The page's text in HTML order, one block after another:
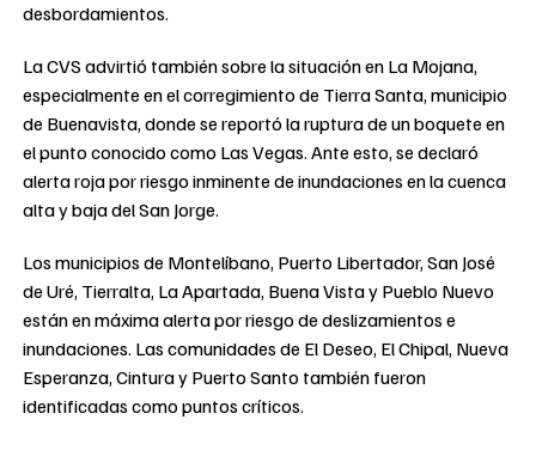
desbordamientos.
La CVS advirtió también sobre la situación en La Mojana,
especialmente en el corregimiento de Tierra Santa, municipio
de Buenavista, donde se reportó la ruptura de un boquete en
el punto conocido como Las Vegas. Ante esto, se declaró
alerta roja por riesgo inminente de inundaciones en la cuenca
alta y baja del San Jorge.
Los municipios de Montelíbano, Puerto Libertador, San José
de Uré, Tierralta, La Apartada, Buena Vista y Pueblo Nuevo
están en máxima alerta por riesgo de deslizamientos e
inundaciones. Las comunidades de El Deseo, El Chipal, Nueva
Esperanza, Cintura y Puerto Santo también fueron
identificadas como puntos críticos.